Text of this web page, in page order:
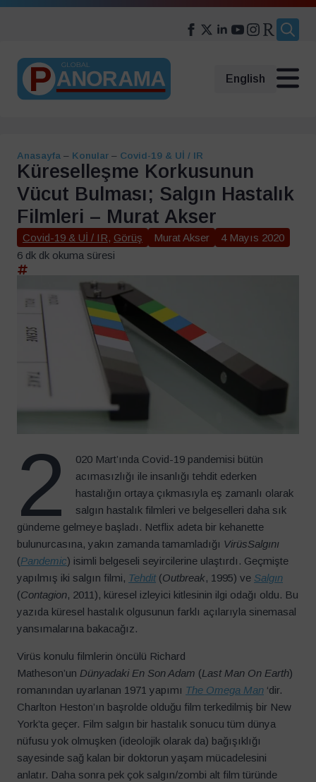
English
Anasayfa – Konular – Covid-19 & Uİ / IR
Küreselleşme Korkusunun
Vücut Bulması; Salgın Hastalık
Filmleri – Murat Akser
Covid-19 & Uİ / IR, Görüş Murat Akser
4 Mayıs 2020
6 dk dk okuma süresi
2
020 Mart’ında Covid-19 pandemisi bütün
acımasızlığı ile insanlığı tehdit ederken
hastalığın ortaya çıkmasıyla eş zamanlı olarak
salgın hastalık filmleri ve belgeselleri daha sık
gündeme gelmeye başladı. Netflix adeta bir kehanette
bulunurcasına, yakın zamanda tamamladığı VirüsSalgını
(Pandemic) isimli belgeseli seyircilerine ulaştırdı. Geçmişte
yapılmış iki salgın filmi, Tehdit(Outbreak, 1995) ve Salgın
(Contagion, 2011), küresel izleyici kitlesinin ilgi odağı oldu. Bu
yazıda küresel hastalık olgusunun farklı açılarıyla sinemasal
yansımalarına bakacağız.
Virüs konulu filmlerin öncülü Richard
Matheson’un Dünyadaki En Son Adam (Last Man On Earth)
romanından uyarlanan 1971 yapımı The Omega Man ‘dir.
Charlton Heston’ın başrolde olduğu film terkedilmiş bir New
York’ta geçer. Film salgın bir hastalık sonucu tüm dünya
nüfusu yok olmuşken (ideolojik olarak da) bağışıklığı
sayesinde sağ kalan bir doktorun yaşam mücadelesini
anlatır. Daha sonra pek çok salgın/zombi alt film türünde